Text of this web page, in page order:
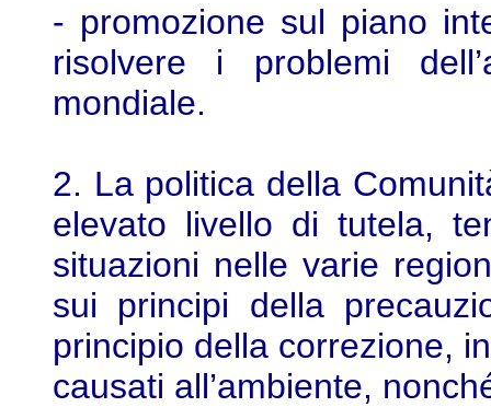
- promozione sul piano
risolvere i problemi
mondiale.
2. La politica della
elevato livello di tutela,
situazioni nelle varie
sui principi della
principio della correzione,
causati all’ambiente,